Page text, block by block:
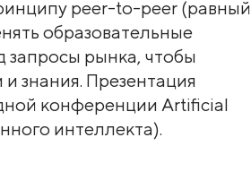
peer-to-peer (равный
образовательные
запросы рынка, чтобы
знания. Презентация
конференции Artificial
интеллекта).